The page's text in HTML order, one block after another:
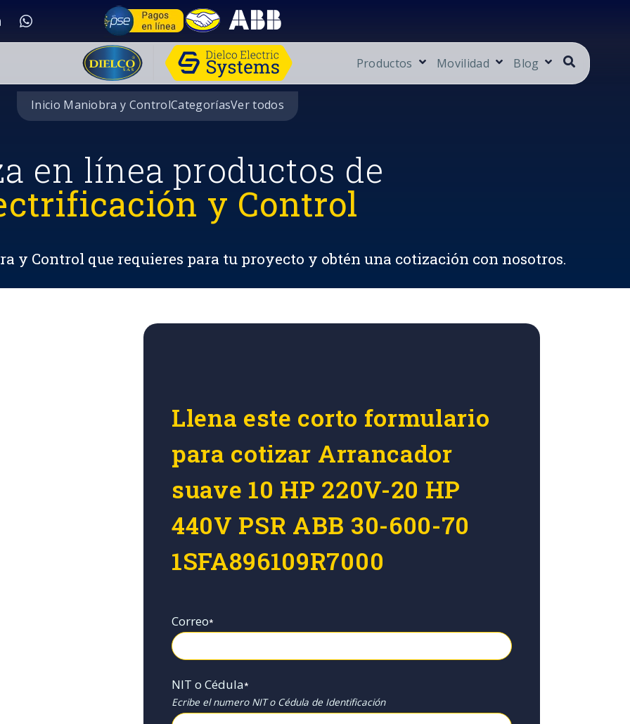
Productos Movilidad Blog
Inicio Maniobra y ControlCategoríasVer todos
en línea productos de
y Control
y Control que requieres para tu proyecto y obtén una cotización con nosotros.
Llena este corto formulario
para cotizar Arrancador
suave 10 HP 220V-20 HP
440V PSR ABB 30-600-70
1SFA896109R7000
Correo*
NIT o Cédula*
Ecribe el numero NIT o Cédula de Identificación